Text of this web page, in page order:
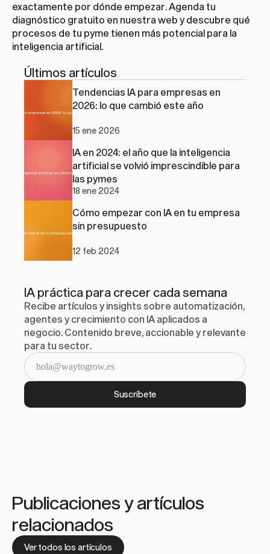
exactamente por dónde empezar. Agenda tu
diagnóstico gratuito en nuestra web y descubre qué
procesos de tu pyme tienen más potencial para la
inteligencia artificial.
Últimos artículos
Tendencias IA para empresas en
2026: lo que cambió este año
15 ene 2026
IA en 2024: el año que la inteligencia
artificial se volvió imprescindible para
las pymes
18 ene 2024
Cómo empezar con IA en tu empresa
sin presupuesto
12 feb 2024
IA práctica para crecer cada semana
Recibe artículos y insights sobre automatización,
agentes y crecimiento con IA aplicados a
negocio. Contenido breve, accionable y relevante
para tu sector.
Suscríbete
Publicaciones y artículos
relacionados
Ver todos los artículos